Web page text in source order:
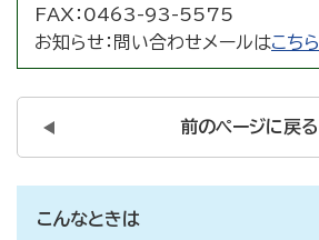
FAX： 0463-93-5575
お知らせ： 問い合わせメールはこちら
前のページに戻る
こんなときは